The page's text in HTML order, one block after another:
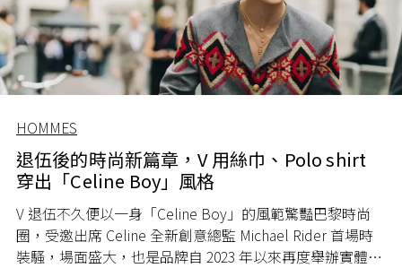
HOMMES
退伍後的時尚新篇章，V 用絲巾、Polo shirt
穿出「Celine Boy」風格
V 退伍不久便以一身「Celine Boy」的風範驚豔巴黎時尚
圈，受邀出席 Celine 全新創意總監 Michael Rider 首場時
裝騷，場面盛大，也是品牌自 2023 年以來再度舉辦實體